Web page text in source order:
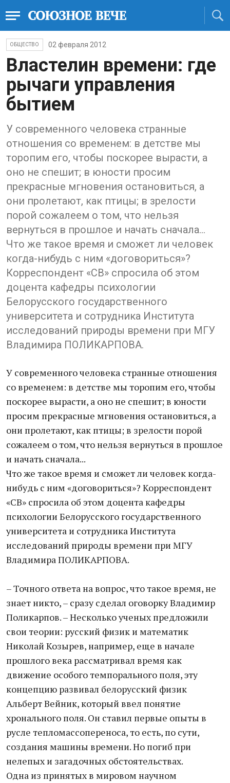
ОБЩЕСТВО 02 февраля 2012
Властелин времени: где
рычаги управления
бытием
У современного человека странные
отношения со временем: в детстве мы
торопим его, чтобы поскорее вырасти, а
оно не спешит; в юности просим
прекрасные мгновения остановиться, а
они пролетают, как птицы; в зрелости
порой сожалеем о том, что нельзя
вернуться в прошлое и начать сначала...
Что же такое время и сможет ли человек
когда-нибудь с ним «договориться»?
Корреспондент «СВ» спросила об этом
доцента кафедры психологии
Белорусского государственного
университета и сотрудника Института
исследований природы времени при МГУ
Владимира ПОЛИКАРПОВА.
У современного человека странные отношения
со временем: в детстве мы торопим его, чтобы
поскорее вырасти, а оно не спешит; в юности
просим прекрасные мгновения остановиться, а
они пролетают, как птицы; в зрелости порой
сожалеем о том, что нельзя вернуться в прошлое
и начать сначала...
Что же такое время и сможет ли человек когда-
нибудь с ним «договориться»? Корреспондент
«СВ» спросила об этом доцента кафедры
психологии Белорусского государственного
университета и сотрудника Института
исследований природы времени при МГУ
Владимира ПОЛИКАРПОВА.
– Точного ответа на вопрос, что такое время, не
знает никто, – сразу сделал оговорку Владимир
Поликарпов. – Несколько ученых предложили
свои теории: русский физик и математик
Николай Козырев, например, еще в начале
прошлого века рассматривал время как
движение особого темпорального поля, эту
концепцию развивал белорусский физик
Альберт Вейник, который ввел понятие
хронального поля. Он ставил первые опыты в
русле тепломассопереноса, то есть, по сути,
создания машины времени. Но погиб при
нелепых и загадочных обстоятельствах.
Одна из принятых в мировом научном